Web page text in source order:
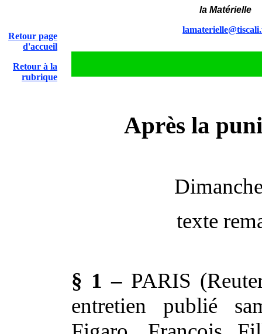
la Matérielle
Retour page
d'accueil
Retour à la
rubrique
Après la
texte
§ 1 – PARIS
entretien publié